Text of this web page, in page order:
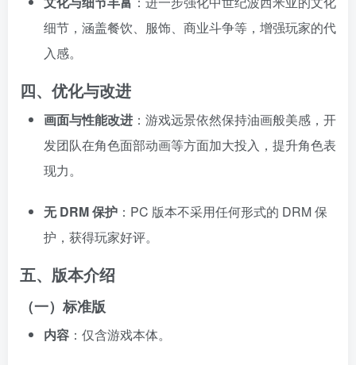
细节，涵盖餐饮、服饰、商业斗争等，增强玩家的代
入感。
四、优化与改进
画面与性能改进 ：游戏远景依然保持油画般美感，开
发团队在角色面部动画等方面加大投入，提升角色表
现力。
无 DRM 保护 ：PC 版本不采用任何形式的 DRM 保
护，获得玩家好评。
五、版本介绍
（一）标准版
内容 ：仅含游戏本体。